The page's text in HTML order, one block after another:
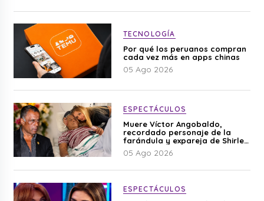
TECNOLOGÍA
Por qué los peruanos compran
cada vez más en apps chinas
05 Ago 2026
ESPECTÁCULOS
Muere Víctor Angobaldo,
recordado personaje de la
farándula y expareja de Shirley
Cherres
05 Ago 2026
ESPECTÁCULOS